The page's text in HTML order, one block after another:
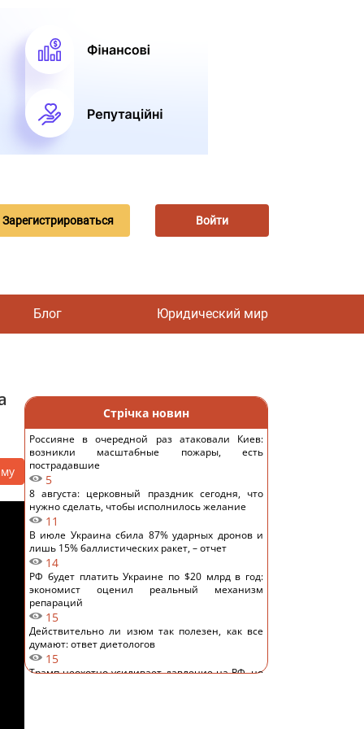
Зарегистрироваться Войти
Блог Юридический мир
Стрічка новин
Россияне в очередной раз атаковали Киев:
возникли масштабные пожары, есть
пострадавшие
5
8 августа: церковный праздник сегодня, что
нужно сделать, чтобы исполнилось желание
11
В июле Украина сбила 87% ударных дронов и
лишь 15% баллистических ракет, – отчет
14
РФ будет платить Украине по $20 млрд в год:
экономист оценил реальный механизм
репараций
15
Действительно ли изюм так полезен, как все
думают: ответ диетологов
15
Трамп неохотно усиливает давление на РФ, но